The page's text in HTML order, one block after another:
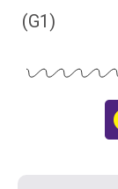
(G1)